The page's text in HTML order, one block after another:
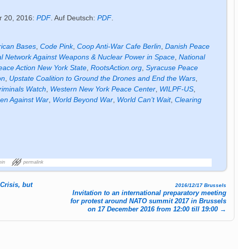
20, 2016:PDF . Auf Deutsch:PDF
Bases ,Code Pink,Coop Anti-War Cafe Berlin ,Danish Peace
Network Against Weapons & Nuclear Power in Space ,National
Action New York State ,RootsAction.org ,Syracuse Peace
Upstate Coalition to Ground the Drones and End the Wars
Watch Western New York Peace Center WILPF-US
Against War World Beyond War World Can’t Wait,Clearing
permalink
but
2016/12/17 Brussels
Invitation to an international preparatory meeting
for protest around NATO summit 2017 in Brussels
on 17 December 2016 from 12:00 till 19:00 →